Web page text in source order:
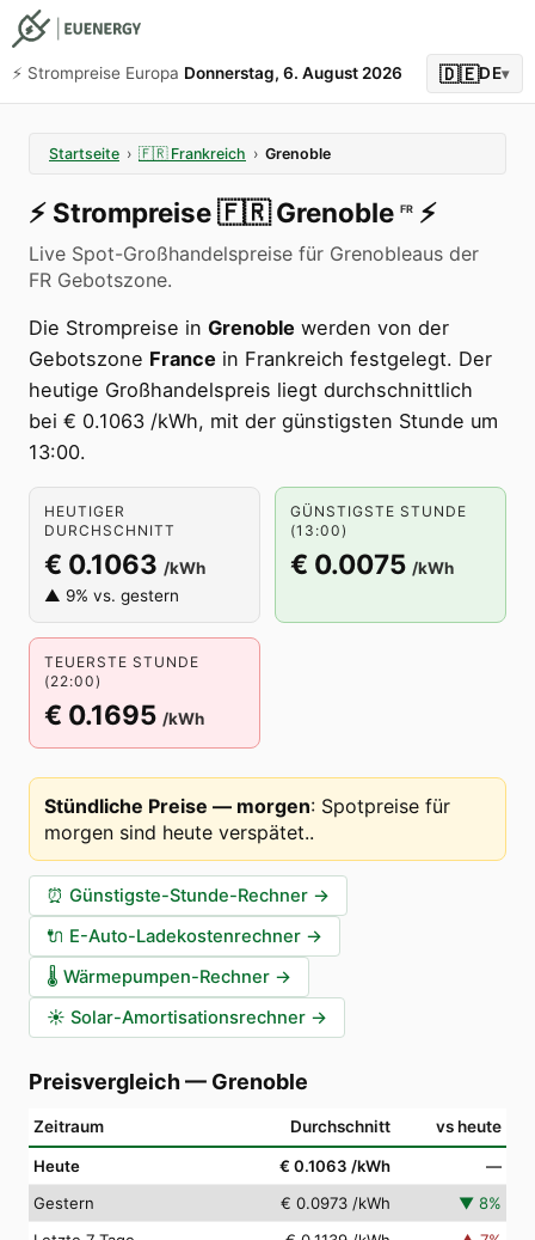
⚡️ Strompreise Europa Donnerstag, 6. August 2026 🇩🇪DE▾
Startseite › 🇫🇷 Frankreich › Grenoble
⚡️ Strompreise🇫🇷 Grenoble FR ⚡️
Live Spot-Großhandelspreise für Grenobleaus der
FR Gebotszone.
Die Strompreise in Grenoble werden von der
Gebotszone France in Frankreich festgelegt. Der
heutige Großhandelspreis liegt durchschnittlich
bei € 0.1063 /kWh, mit der günstigsten Stunde um
13:00.
HEUTIGER
DURCHSCHNITT
€ 0.1063 /kWh
▲ 9% vs. gestern
GÜNSTIGSTE STUNDE
(13:00)
€ 0.0075 /kWh
TEUERSTE STUNDE
(22:00)
€ 0.1695 /kWh
Stündliche Preise — morgen: Spotpreise für
morgen sind heute verspätet..
⏰ Günstigste-Stunde-Rechner →
🔌 E-Auto-Ladekostenrechner →
🌡️ Wärmepumpen-Rechner →
☀️ Solar-Amortisationsrechner →
Preisvergleich— Grenoble
Zeitraum Durchschnitt vs heute
Heute € 0.1063 /kWh
—
Gestern
€ 0.0973 /kWh ▼ 8%